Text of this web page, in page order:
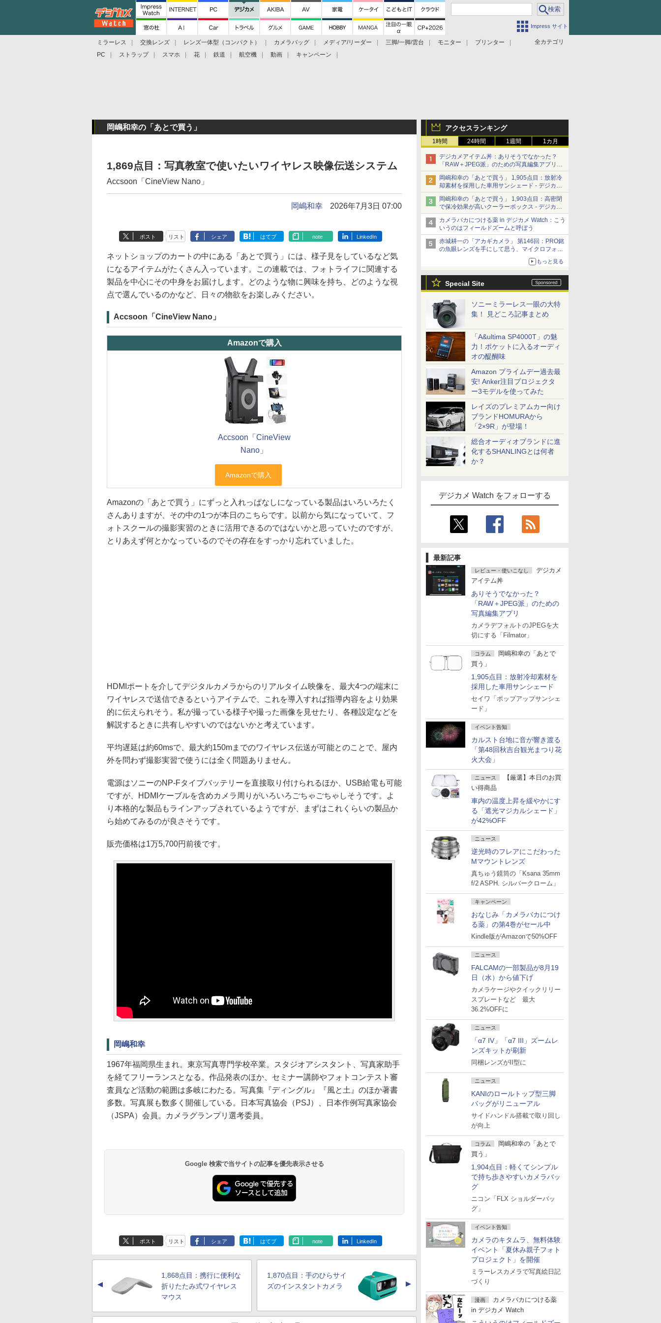
Impress サイト
全カテゴリ
ミラーレス 交換レンズ レンズ一体型（コンパクト） カメラバッグ メディア/リーダー 三脚/一脚/雲台 モニター
プリンター
PC
ストラップ スマホ 花 鉄道 航空機 動画 キャンペーン
アクセスランキング
1時間 24時間 1週間 1カ月
デジカメアイテム丼：ありそうでなかった？
「RAW＋JPEG派」のための写真編集アプリ
カメラデフォルトのJPEGを大切にする
「Filmator」
岡嶋和幸の「あとで買う」 1,905点目：放射冷
却素材を採用した車用サンシェード - デジカメ
Watch
岡嶋和幸の「あとで買う」 1,903点目：高密閉
で保冷効果が高いクーラーボックス - デジカメ
Watch
カメラバカにつける薬 in デジカメ Watch：こう
いうのはフィールドズームと呼ぼう
赤城耕一の「アカギカメラ」 第146回：PRO銘
の魚眼レンズを手にして思う、マイクロフォー
もっと見る
Special Site
ソニーミラーレス一眼の大特
集！ 見どころ記事まとめ
「A&ultima SP4000T」の魅
力！ポケットに入るオーディ
オの醍醐味
Amazon プライムデー過去最
安! Anker注目プロジェクタ
ー3モデルを使ってみた
レイズのプレミアムカー向け
ブランドHOMURAから
「2×9R」が登場！
総合オーディオブランドに進
化するSHANLINGとは何者
か？
デジカメ Watch をフォローする
最新記事
レビュー・使いこなし
デジカメ
アイテム丼
ありそうでなかった？
「RAW＋JPEG派」のための
写真編集アプリ
カメラデフォルトのJPEGを大
切にする「Filmator」
コラム
岡嶋和幸の「あとで
買う」
1,905点目：放射冷却素材を
採用した車用サンシェード
セイワ「ポップアップサンシェ
ード」
イベント告知
カルスト台地に音が響き渡る
「第48回秋吉台観光まつり花
火大会」
ニュース
【厳選】本日のお買
い得商品
車内の温度上昇を緩やかにす
る「遮光マジカルシェード」
が42%OFF
ニュース
逆光時のフレアにこだわった
Mマウントレンズ
真ちゅう鏡筒の「Ksana 35mm
f/2 ASPH. シルバークローム」
キャンペーン
おなじみ「カメラバカにつけ
る薬」の第4巻がセール中
Kindle版がAmazonで50%OFF
ニュース
FALCAMの一部製品が8月19
日（水）から値下げ
カメラケージやクイックリリー
スプレートなど 最大
36.2%OFFに
ニュース
「α7 IV」「α7 III」ズームレ
ンズキットが刷新
同梱レンズがII型に
ニュース
KANIのロールトップ型三脚
バッグがリニューアル
サイドハンドル搭載で取り回し
が向上
コラム
岡嶋和幸の「あとで
買う」
1,904点目：軽くてシンプル
で持ち歩きやすいカメラバッ
グ
ニコン「FLX ショルダーバッ
グ」
イベント告知
カメラのキタムラ、無料体験
イベント「夏休み親子フォト
プロジェクト」を開催
ミラーレスカメラで写真絵日記
づくり
漫画
カメラバカにつける薬
in デジカメ Watch
岡嶋和幸の「あとで買う」
1,869点目：写真教室で使いたいワイヤレス映像伝送システム
Accsoon「CineView Nano」
岡嶋和幸 2026年7月3日 07:00
ポスト リスト シェア はてブ note LinkedIn
ネットショップのカートの中にある「あとで買う」には、様子見をしているなど気
になるアイテムがたくさん入っています。この連載では、フォトライフに関連する
製品を中心にその中身をお届けします。どのような物に興味を持ち、どのような視
点で選んでいるのかなど、日々の物欲をお楽しみください。
Accsoon「CineView Nano」
Amazonで購入
Accsoon「CineView
Nano」
Amazonの「あとで買う」にずっと入れっぱなしになっている製品はいろいろたく
さんありますが、その中の1つが本日のこちらです。以前から気になっていて、フ
ォトスクールの撮影実習のときに活用できるのではないかと思っていたのですが、
とりあえず何とかなっているのでその存在をすっかり忘れていました。
HDMIポートを介してデジタルカメラからのリアルタイム映像を、最大4つの端末に
ワイヤレスで送信できるというアイテムで、これを導入すれば指導内容をより効果
的に伝えられそう。私が撮っている様子や撮った画像を見せたり、各種設定などを
解説するときに共有しやすいのではないかと考えています。
平均遅延は約60msで、最大約150mまでのワイヤレス伝送が可能とのことで、屋内
外を問わず撮影実習で使うには全く問題ありません。
電源はソニーのNP-Fタイプバッテリーを直接取り付けられるほか、USB給電も可能
ですが、HDMIケーブルを含めカメラ周りがいろいろごちゃごちゃしそうです。よ
り本格的な製品もラインアップされているようですが、まずはこれくらいの製品か
ら始めてみるのが良さそうです。
販売価格は1万5,700円前後です。
岡嶋和幸
1967年福岡県生まれ。東京写真専門学校卒業。スタジオアシスタント、写真家助手
を経てフリーランスとなる。作品発表のほか、セミナー講師やフォトコンテスト審
査員など活動の範囲は多岐にわたる。写真集『ディングル』『風と土』のほか著書
多数。写真展も数多く開催している。日本写真協会（PSJ）、日本作例写真家協会
（JSPA）会員。カメラグランプリ選考委員。
Google 検索で当サイトの記事を優先表示させる
ポスト リスト シェア はてブ note LinkedIn
▲
1,868点目：携行に便利な
折りたたみ式ワイヤレス
マウス
1,870点目：手のひらサイ
ズのインスタントカメラ
▲